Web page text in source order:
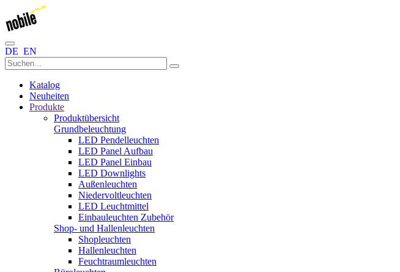
DE EN
Katalog
Neuheiten
Produkte
Produktübersicht
Grundbeleuchtung
LED Pendelleuchten
LED Panel Aufbau
LED Panel Einbau
LED Downlights
Außenleuchten
Niedervoltleuchten
LED Leuchtmittel
Einbauleuchten Zubehör
Shop- und Hallenleuchten
Shopleuchten
Hallenleuchten
Feuchtraumleuchten